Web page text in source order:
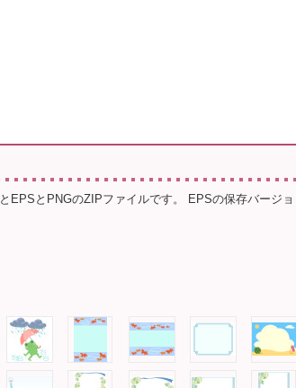
EPSとPNGのZIPファイルです。 EPSの保存バージョ